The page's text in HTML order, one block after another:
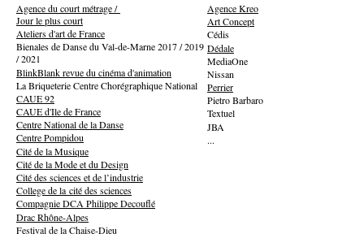
Agence du court métrage /
Jour le plus court
Ateliers d'art de France
Bienales de Danse du Val-de-Marne 2017 / 2019
/ 2021
BlinkBlank revue du cinéma d'animation
La Briqueterie Centre Chorégraphique National
CAUE 92
CAUE d'Ile de France
Centre National de la Danse
Centre Pompidou
Cité de la Musique
Citéde la Mode et du Design
Cité des sciences et de l’industrie
College de la cité des sciences
Compagnie DCA Philippe Decouflé
Drac Rhône-Alpes
Festival de la Chaise-Dieu
Agence Kreo
Art Concept
Cédis
Dédale
MediaOne
Nissan
Perrier
Pietro Barbaro
Textuel
JBA
...